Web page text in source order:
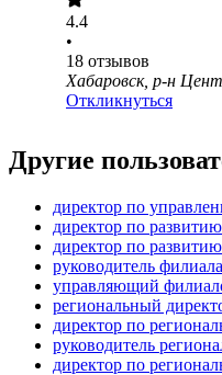
4.4
•
18 отзывов
Хабаровск, р-н
Откликнуться
Другие
директор по
директор по
директор по
руководитель филиала
управляющий
региональный
директор по
руководитель
директор по